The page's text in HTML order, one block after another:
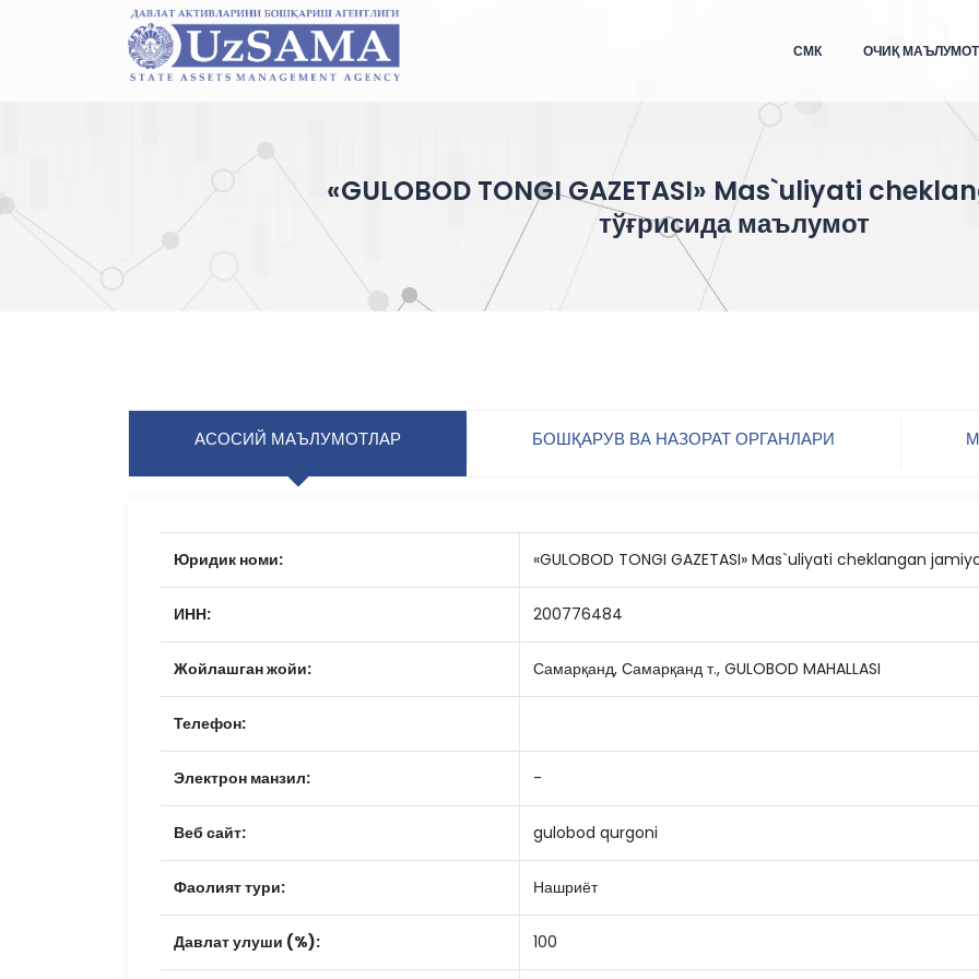
СМК ОЧИҚ
«GULOBOD TONGI GAZETASI» Mas`uliyati
тўғрисида маълумот
АСОСИЙ МАЪЛУМОТЛАР БОШҚАРУВ ВА НАЗОРАТ ОРГАНЛАРИ
Юридик номи: «GULOBOD TONGI GAZETASI» Mas`uliyati cheklangan
ИНН: 200776484
Жойлашган жойи: Самарқанд, Самарқанд т., GULOBOD MAHALLASI
Телефон:
Электрон манзил: -
Веб сайт: gulobod qurgoni
Фаолият тури: Нашриёт
Давлат улуши (%): 100